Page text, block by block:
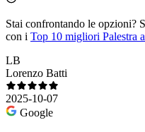
Stai confrontando le opzioni?
con i Top 10 migliori Palestra
LB
Lorenzo Batti
2025-10-07
Google